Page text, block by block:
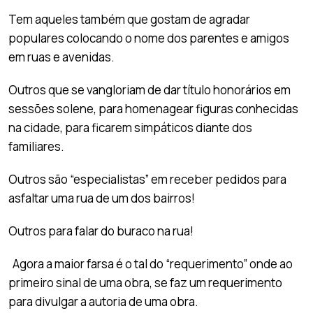
Tem aqueles também que gostam de agradar
populares colocando o nome dos parentes e amigos
em ruas e avenidas.
Outros que se vangloriam de dar título honorários em
sessões solene, para homenagear figuras conhecidas
na cidade, para ficarem simpáticos diante dos
familiares.
Outros são “especialistas” em receber pedidos para
asfaltar uma rua de um dos bairros!
Outros para falar do buraco na rua!
Agora a maior farsa é o tal do “requerimento” onde ao
primeiro sinal de uma obra, se faz um requerimento
para divulgar a autoria de uma obra.